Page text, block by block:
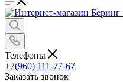
Телефоны
+7(960) 111-77-67
Заказать звонок